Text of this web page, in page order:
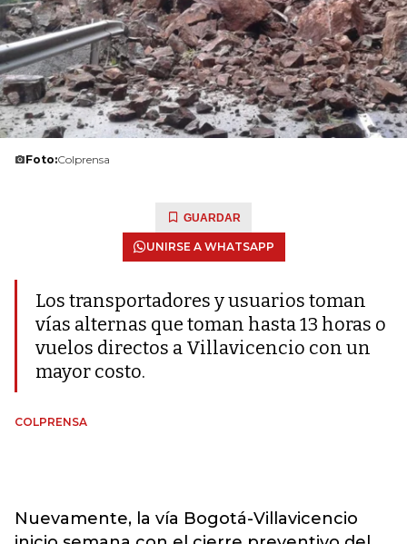
Foto:Colprensa
GUARDAR
UNIRSE A WHATSAPP
Los transportadores y usuarios toman
vías alternas que toman hasta 13 horas o
vuelos directos a Villavicencio con un
mayor costo.
COLPRENSA
Nuevamente, la vía Bogotá-Villavicencio